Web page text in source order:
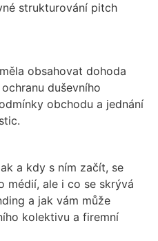
strukturování pitch
obsahovat dohoda
duševního
obchodu a jednání
a kdy s ním začít, se
médií, ale i co se skrývá
a jak vám může
kolektivu a firemní